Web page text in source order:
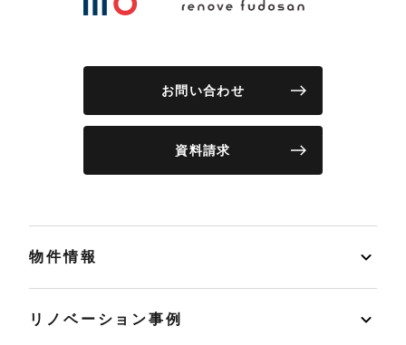
お問い合わせ
資料請求
物件情報
リノベーション事例